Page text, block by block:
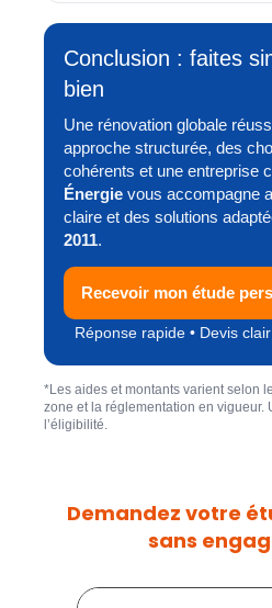
Conclusion : faites
bien
Une rénovation globale
approche structurée, des
cohérents et une entreprise
Énergie vous accompagne
claire et des solutions
2011.
Recevoir mon étude
Réponse rapide • Devis
*Les aides et montants varient selon
zone et la réglementation en vigueur.
l’éligibilité.
Demandez votre
sans